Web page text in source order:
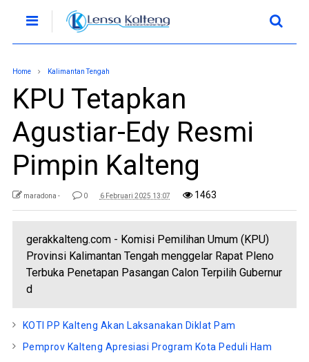
Home Kalimantan Tengah
KPU Tetapkan
Agustiar-Edy Resmi
Pimpin Kalteng
maradona - 0 6 Februari 2025 13:07 1463
gerakkalteng.com - Komisi Pemilihan Umum (KPU)
Provinsi Kalimantan Tengah menggelar Rapat Pleno
Terbuka Penetapan Pasangan Calon Terpilih Gubernur
d
KOTI PP Kalteng Akan Laksanakan Diklat Pam
Pemprov Kalteng Apresiasi Program Kota Peduli Ham